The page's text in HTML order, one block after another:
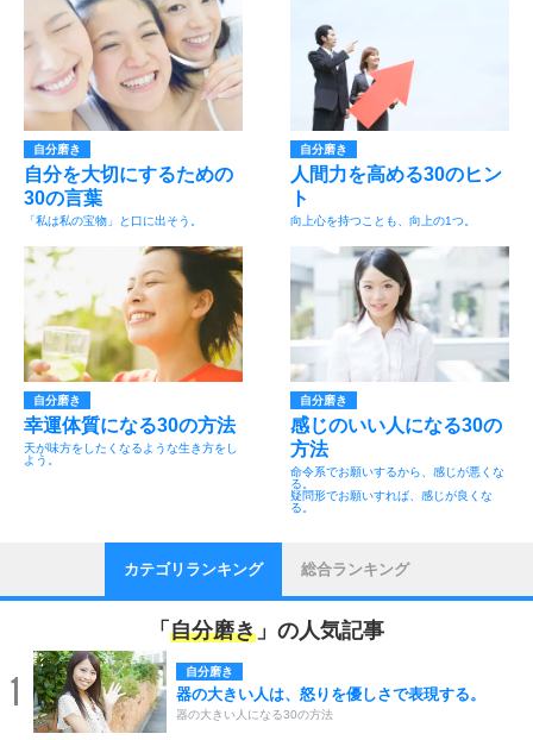
自分磨き
自分を大切にするための
30の言葉
「私は私の宝物」と口に出そう。
自分磨き
人間力を高める30のヒン
ト
向上心を持つことも、向上の1つ。
自分磨き
幸運体質になる30の方法
天が味方をしたくなるような生き方をし
よう。
自分磨き
感じのいい人になる30の
方法
命令系でお願いするから、感じが悪くな
る。
疑問形でお願いすれば、感じが良くな
る。
カテゴリランキング 総合ランキング
「 自分磨き 」の人気記事
1 自分磨き
器の大きい人は、怒りを優しさで表現する。
器の大きい人になる30の方法